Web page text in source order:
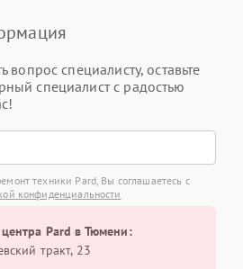
вопрос специалисту, оставьте
специалист с радостью
техники Pard, Вы соглашаетесь с
конфиденциальности
Pard в Тюмени:
тракт, 23